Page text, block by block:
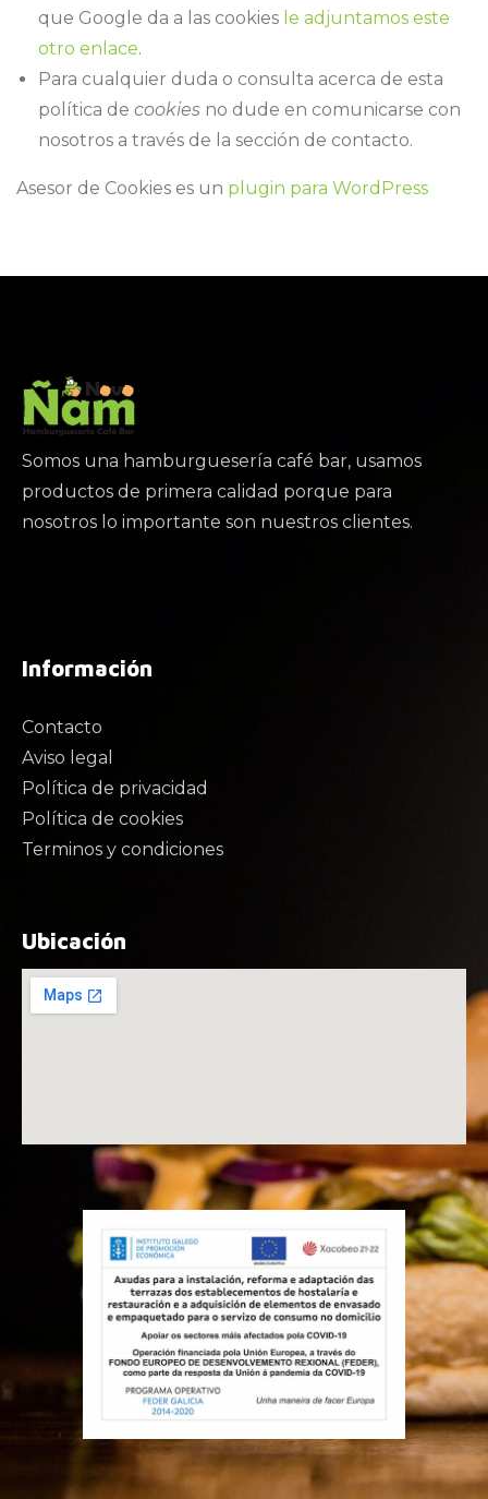
que Google da a las cookies le adjuntamos este
otro enlace.
Para cualquier duda o consulta acerca de esta
política de cookies no dude en comunicarse con
nosotros a través de la sección de contacto.
Asesor de Cookies es un plugin para WordPress
Somos una hamburguesería café bar, usamos
productos de primera calidad porque para
nosotros lo importante son nuestros clientes.
Información
Contacto
Aviso legal
Política de privacidad
Política de cookies
Terminos y condiciones
Ubicación